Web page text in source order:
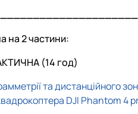
на 2 частини:
(14 год)
та дистанційного зон
DJI Phantom 4